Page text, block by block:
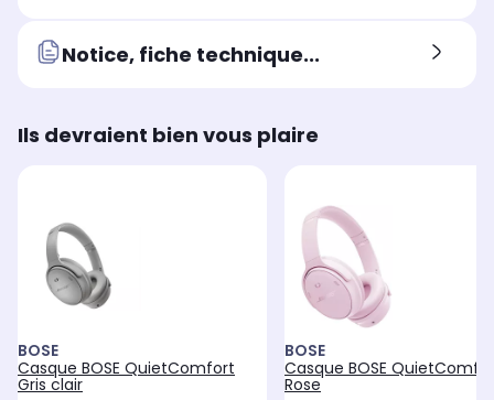
Notice, fiche technique...
Ils devraient bien vous plaire
BOSE
Casque BOSE QuietComfort
Gris clair
BOSE
Casque BOSE
Rose